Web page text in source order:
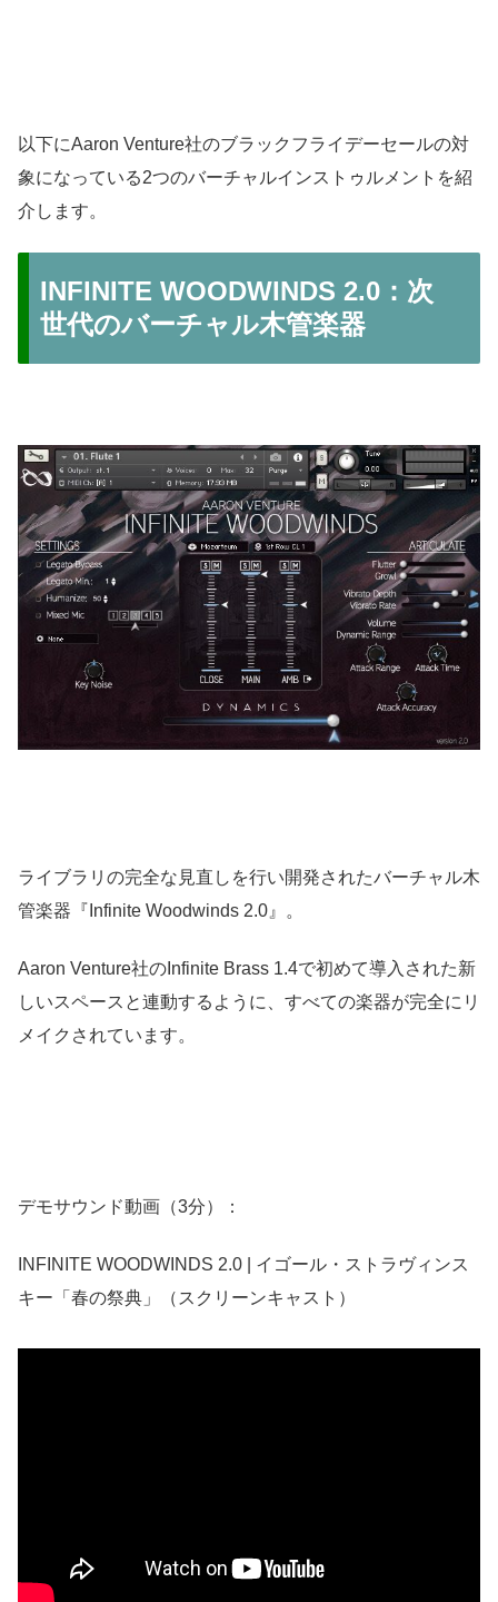
以下にAaron Venture社のブラックフライデーセールの対
象になっている2つのバーチャルインストゥルメントを紹
介します。
INFINITE WOODWINDS 2.0：次
世代のバーチャル木管楽器
ライブラリの完全な見直しを行い開発されたバーチャル木
管楽器『Infinite Woodwinds 2.0』。
Aaron Venture社のInfinite Brass 1.4で初めて導入された新
しいスペースと連動するように、すべての楽器が完全にリ
メイクされています。
デモサウンド動画（3分）：
INFINITE WOODWINDS 2.0 | イゴール・ストラヴィンス
キー「春の祭典」（スクリーンキャスト）